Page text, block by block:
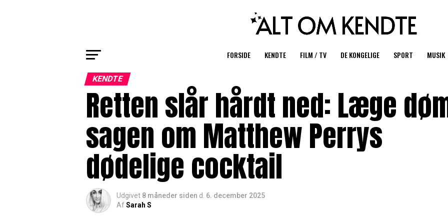
FORSIDE KENDTE FILM / TV DE KONGELIGE SPORT MUSIK
KENDTE
Retten slår hårdt ned: Læge
sagen om Matthew Perrys
dødelige cocktail
Udgivet 8 måneder siden d. 6. december 2025
AfSarah S